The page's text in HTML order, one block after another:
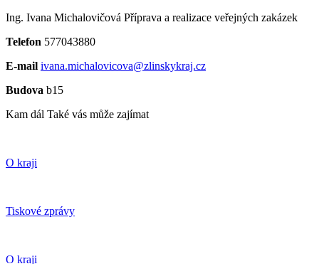
Ing. Ivana Michalovičová Příprava a realizace veřejných zakázek
Telefon 577043880
E-mail ivana.michalovicova@zlinskykraj.cz
Budova b15
Kam dál Také vás může zajímat
O kraji
Tiskové zprávy
O kraji